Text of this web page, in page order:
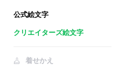
公式絵文字
クリエイターズ絵文字
着せかえ